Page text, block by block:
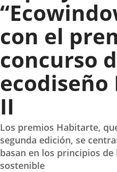
con el
concurso
II
Los premios Habitarte,
segunda edición, se
basan en los principios
sostenible